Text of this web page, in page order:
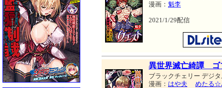
漫画： 魁李
2021/1/29配信
異世界滅亡綺譚 ゴ
ブラックチェリー デジ
漫画： はや夫 めたる☆